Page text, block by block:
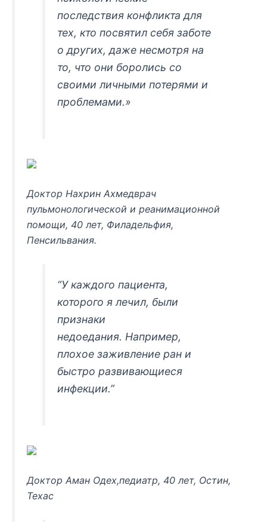
последствия конфликта для
тех, кто посвятил себя заботе
о других, даже несмотря на
то, что они боролись со
своими личными потерями и
проблемами.»
Доктор Нахрин Ахмедврач
пульмонологической и реанимационной
помощи, 40 лет, Филадельфия,
Пенсильвания.
“У каждого пациента,
которого я лечил, были
признаки
недоедания. Например,
плохое заживление ран и
быстро развивающиеся
инфекции.”
Доктор Аман Одех,педиатр, 40 лет, Остин,
Техас